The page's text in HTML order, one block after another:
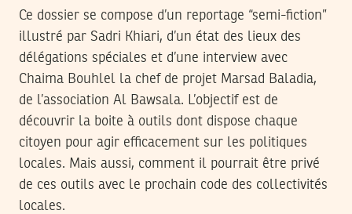
Ce dossier se compose d’un reportage “semi-fiction”
illustré par Sadri Khiari, d’un état des lieux des
délégations spéciales et d’une interview avec
Chaima Bouhlel la chef de projet Marsad Baladia,
de l’association Al Bawsala. L’objectif est de
découvrir la boite à outils dont dispose chaque
citoyen pour agir efficacement sur les politiques
locales. Mais aussi, comment il pourrait être privé
de ces outils avec le prochain code des collectivités
locales.